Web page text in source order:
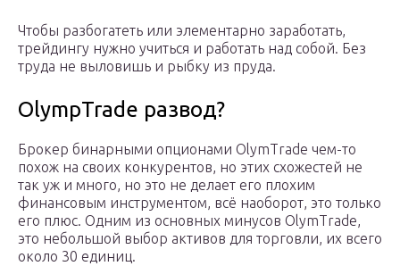
Чтобы разбогатеть или элементарно заработать,
трейдингу нужно учиться и работать над собой. Без
труда не выловишь и рыбку из пруда.
OlympTrade развод?
Брокер бинарными опционами OlymTrade чем-то
похож на своих конкурентов, но этих схожестей не
так уж и много, но это не делает его плохим
финансовым инструментом, всё наоборот, это только
его плюс. Одним из основных минусов OlymTrade,
это небольшой выбор активов для торговли, их всего
около 30 единиц.